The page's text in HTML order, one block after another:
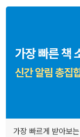
가장 빠르게 받아보